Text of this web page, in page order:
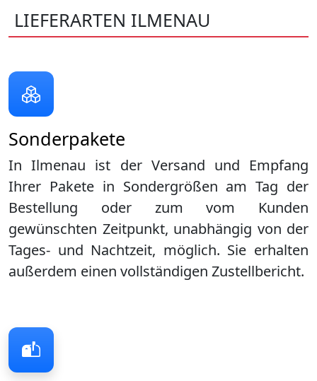
LIEFERARTEN ILMENAU
Sonderpakete
In Ilmenau ist der Versand und Empfang
Ihrer Pakete in Sondergrößen am Tag der
Bestellung oder zum vom Kunden
gewünschten Zeitpunkt, unabhängig von der
Tages- und Nachtzeit, möglich. Sie erhalten
außerdem einen vollständigen Zustellbericht.